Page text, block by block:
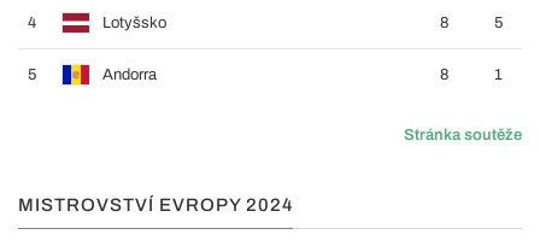
4 Lotyšsko 8 5
5 Andorra 8 1
Stránka soutěže
MISTROVSTVÍ EVROPY 2024